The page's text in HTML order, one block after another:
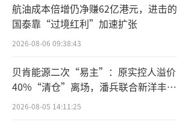
航油成本倍增仍净赚62亿港元，进击的
国泰靠“过境红利”加速扩张
2026-08-06 09:38:43
贝肯能源二次“易主”：原实控人溢价
40%“清仓”离场，潘兵联合新洋丰、
宏科百世拟入主
2026-08-05 14:11:25